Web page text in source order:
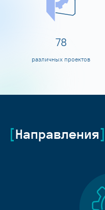
80
различных проектов
Направления